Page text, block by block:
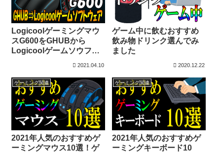
Logicoolゲーミングマウ
スG600をGHUBから
Logicoolゲームソウフト
2021.04.10
ゲーム中に飲むおすすめ
飲み物ドリンク選んでみ
ました
2020.12.22
ゲーミング関連
2021年人気のおすすめゲ
ーミングマウス10選！ゲ
ゲーミング関連
2021年人気のおすすめゲ
ーミングキーボード10